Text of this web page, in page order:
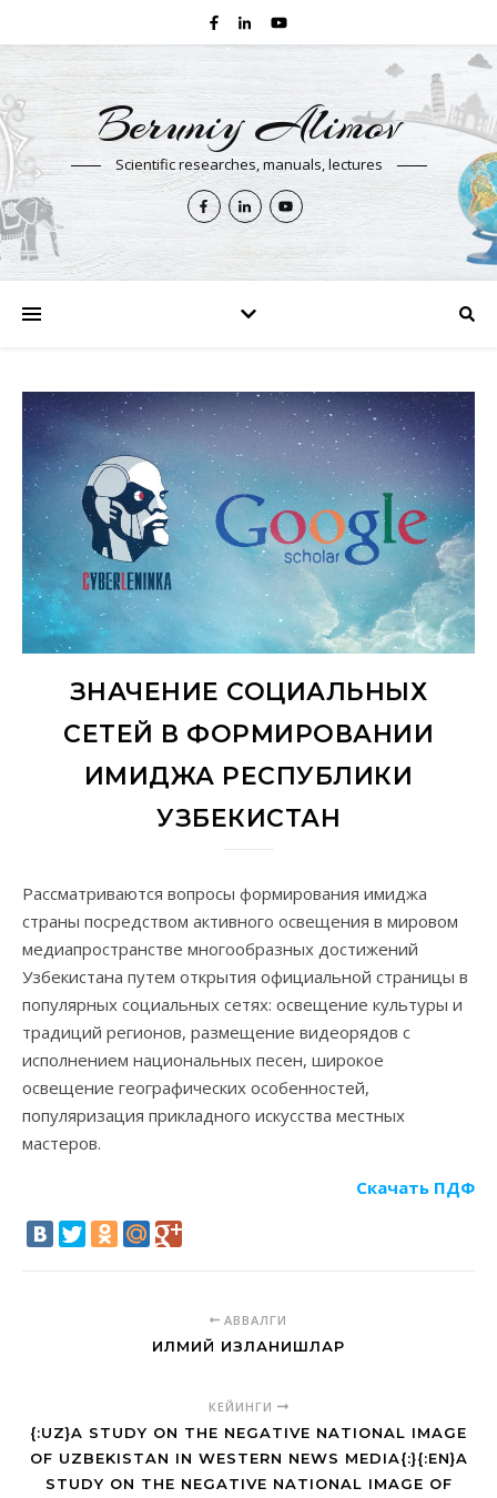
Beruniy Alimov
Scientific researches, manuals, lectures
ЗНАЧЕНИЕ СОЦИАЛЬНЫХ
СЕТЕЙ В ФОРМИРОВАНИИ
ИМИДЖА РЕСПУБЛИКИ
УЗБЕКИСТАН
Рассматриваются вопросы формирования имиджа
страны посредством активного освещения в мировом
медиапространстве многообразных достижений
Узбекистана путем открытия официальной страницы в
популярных социальных сетях: освещение культуры и
традиций регионов, размещение видеорядов с
исполнением национальных песен, широкое
освещение географических особенностей,
популяризация прикладного искусства местных
мастеров.
Скачать ПДФ
АВВАЛГИ
ИЛМИЙ ИЗЛАНИШЛАР
КЕЙИНГИ
{:UZ}A STUDY ON THE NEGATIVE NATIONAL IMAGE
OF UZBEKISTAN IN WESTERN NEWS MEDIA{:}{:EN}A
STUDY ON THE NEGATIVE NATIONAL IMAGE OF